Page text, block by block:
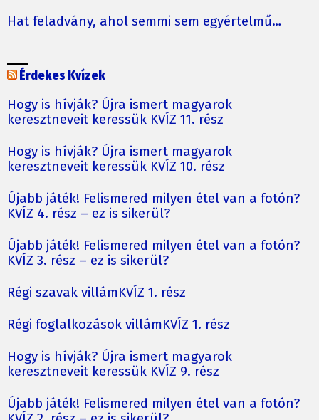
Hat feladvány, ahol semmi sem egyértelmű…
Érdekes Kvízek
Hogy is hívják? Újra ismert magyarok
keresztneveit keressük KVÍZ 11. rész
Hogy is hívják? Újra ismert magyarok
keresztneveit keressük KVÍZ 10. rész
Újabb játék! Felismered milyen étel van a fotón?
KVÍZ 4. rész – ez is sikerül?
Újabb játék! Felismered milyen étel van a fotón?
KVÍZ 3. rész – ez is sikerül?
Régi szavak villámKVÍZ 1. rész
Régi foglalkozások villámKVÍZ 1. rész
Hogy is hívják? Újra ismert magyarok
keresztneveit keressük KVÍZ 9. rész
Újabb játék! Felismered milyen étel van a fotón?